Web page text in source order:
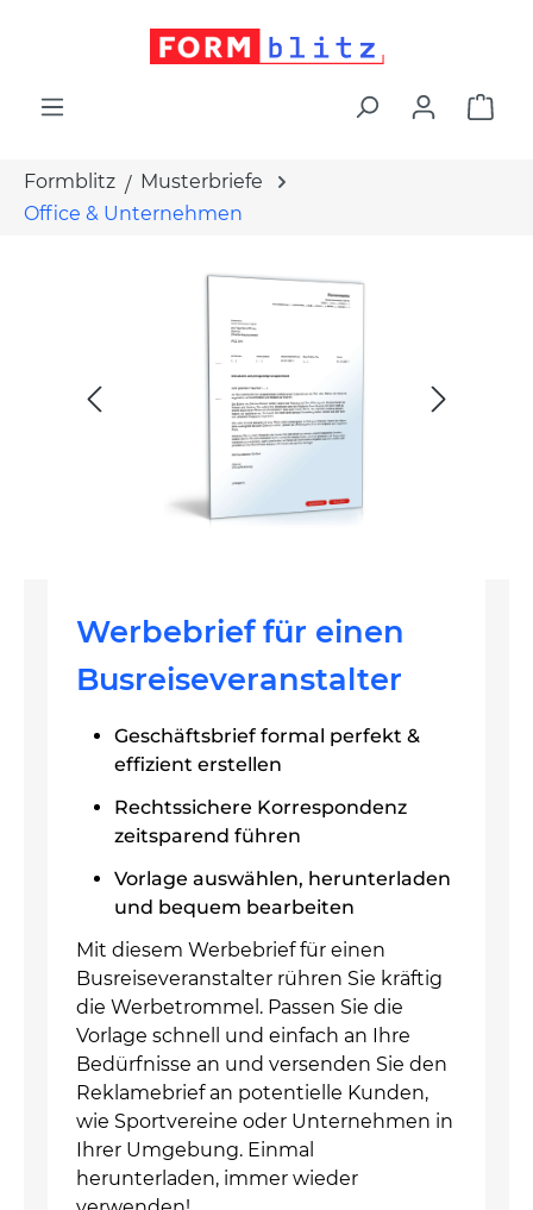
Formblitz
Musterbriefe
Office & Unternehmen
Werbebrief für einen
Busreiseveranstalter
Geschäftsbrief formal perfekt &
effizient erstellen
Rechtssichere Korrespondenz
zeitsparend führen
Vorlage auswählen, herunterladen
und bequem bearbeiten
Mit diesem Werbebrief für einen
Busreiseveranstalter rühren Sie kräftig
die Werbetrommel. Passen Sie die
Vorlage schnell und einfach an Ihre
Bedürfnisse an und versenden Sie den
Reklamebrief an potentielle Kunden,
wie Sportvereine oder Unternehmen in
Ihrer Umgebung. Einmal
herunterladen, immer wieder